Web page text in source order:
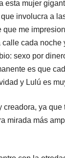
esta mujer
involucra a
me
cada noche
sexo por
es que
y Lulú es
ya
mirada más